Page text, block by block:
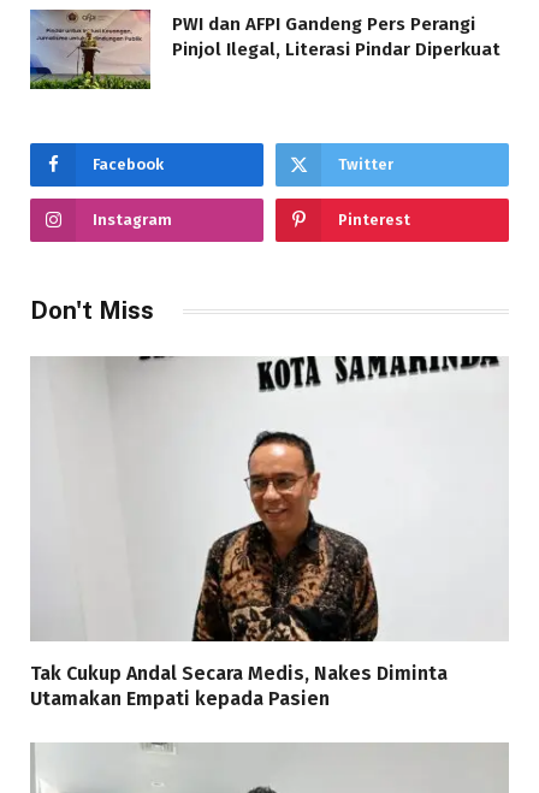
PWI dan AFPI Gandeng Pers Perangi
Pinjol Ilegal, Literasi Pindar Diperkuat
Facebook Twitter
Instagram Pinterest
Don't Miss
Tak Cukup Andal Secara Medis, Nakes Diminta
Utamakan Empati kepada Pasien